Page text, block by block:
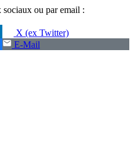
sociaux ou par email :
X (ex Twitter)
E-Mail